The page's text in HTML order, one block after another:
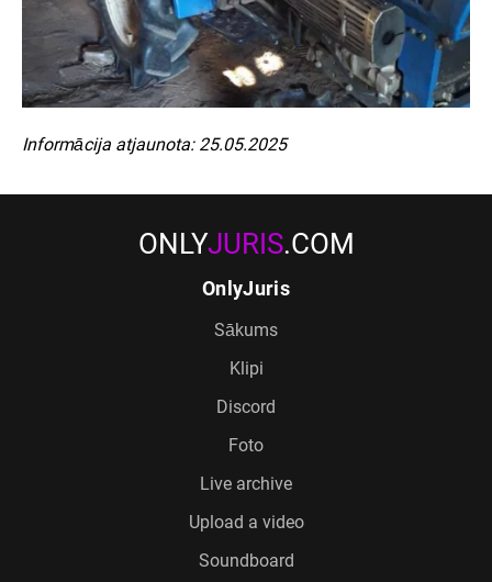
Informācija atjaunota: 25.05.2025
ONLYJURIS.COM
OnlyJuris
Sākums
Klipi
Discord
Foto
Live archive
Upload a video
Soundboard